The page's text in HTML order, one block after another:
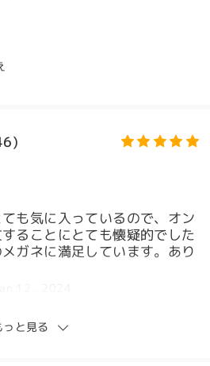
も気に入っているので、オン
ることにとても懐疑的でした
ガネに満足しています。あり
っと見る